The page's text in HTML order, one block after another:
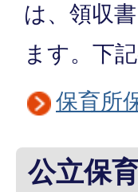
は、領収
ます。下
保育所
公立保